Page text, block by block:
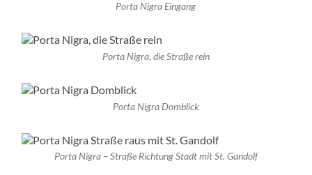
Porta Nigra Eingang
Porta Nigra, die Straße rein
Porta Nigra Domblick
Porta Nigra – Straße Richtung Stadt mit St. Gandolf